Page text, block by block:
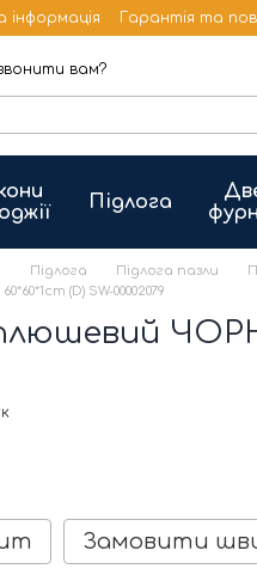
Гарантія та
вам?
Підлога
Підлога Підлога пазли
(D) SW-00002079
Замовити